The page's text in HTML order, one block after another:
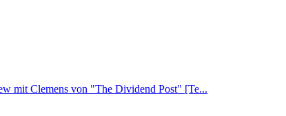
mit Clemens von "The Dividend Post" [Te...